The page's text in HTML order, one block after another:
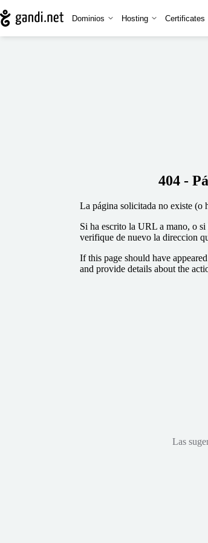
Dominios Hosting Certificates
404 -
La página solicitada no existe (o
Si ha escrito la URL a mano, o
verifique de nuevo la direccion
If this page should have
and provide details about the
Las